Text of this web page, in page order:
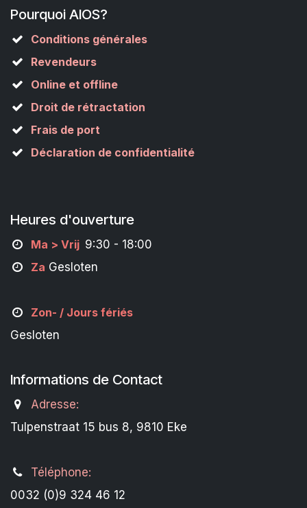
Pourquoi AIOS?
Conditions générales
Revendeurs
Online et offline
Droit de rétractation
Frais de port
Déclaration de confidentialité
Heures d'ouverture
Ma > Vrij 9:30 - 18:00
Za Gesloten
Zon- / Jours fériés
Gesloten
Informations de Contact
Adresse:
Tulpenstraat 15 bus 8, 9810 Eke
Téléphone:
0032 (0)9 324 46 12